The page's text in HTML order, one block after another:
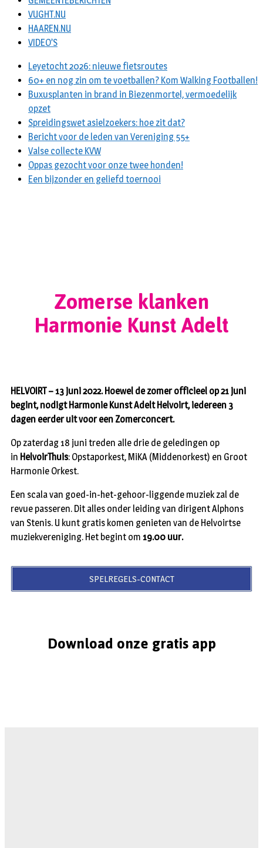
VUGHT.NU
HAAREN.NU
VIDEO’S
Leyetocht 2026: nieuwe fietsroutes
60+ en nog zin om te voetballen? Kom Walking Footballen!
Buxusplanten in brand in Biezenmortel, vermoedelijk
opzet
Spreidingswet asielzoekers: hoe zit dat?
Bericht voor de leden van Vereniging 55+
Valse collecte KVW
Oppas gezocht voor onze twee honden!
Een bijzonder en geliefd toernooi
Zomerse klanken
Harmonie Kunst Adelt
HELVOIRT – 13 juni 2022. Hoewel de zomer officieel op 21 juni
begint, nodigt Harmonie Kunst Adelt Helvoirt, iedereen 3
dagen eerder uit voor een Zomerconcert.
Op zaterdag 18 juni treden alle drie de geledingen op
in HelvoirThuis: Opstaporkest, MiKA (Middenorkest) en Groot
Harmonie Orkest.
Een scala van goed-in-het-gehoor-liggende muziek zal de
revue passeren. Dit alles onder leiding van dirigent Alphons
van Stenis. U kunt gratis komen genieten van de Helvoirtse
muziekvereniging. Het begint om 19.00 uur.
SPELREGELS-CONTACT
Download onze gratis app